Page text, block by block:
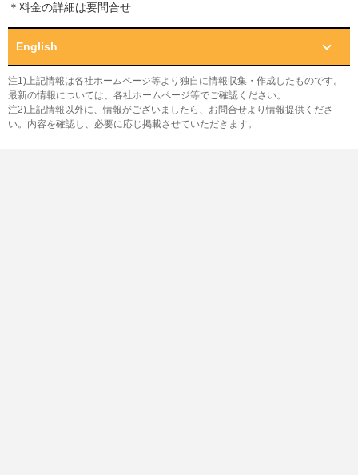
＊料金の詳細は要問合せ
English
注1)上記情報は各社ホームページ等より独自に情報収集・作成したものです。
最新の情報については、各社ホームページ等でご確認ください。
注2)上記情報以外に、情報がございましたら、お問合せより情報提供くださ
い。内容を確認し、必要に応じ掲載させていただきます。